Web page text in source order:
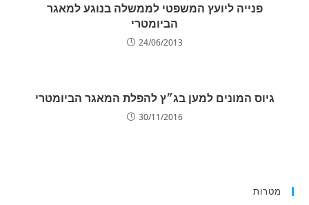
פנייה ליועץ המשפטי לממשלה בנוגע למאגר
הביומטרי
24/06/2013
גיוס המונים למען בג״ץ להפלת המאגר הביומטרי
30/11/2016
מטרות